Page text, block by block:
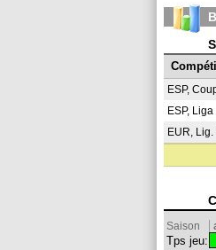
ESP,
ESP, Liga
EUR,
Saison
Tps jeu: